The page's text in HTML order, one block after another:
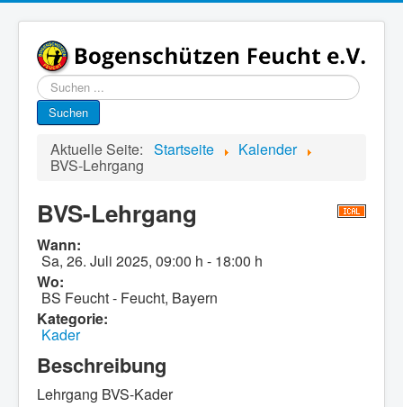
Suchen
...
Suchen
Aktuelle Seite: Startseite Kalender
BVS-Lehrgang
BVS-Lehrgang
Wann:
Sa, 26. Juli 2025, 09:00 h - 18:00 h
Wo:
BS Feucht - Feucht, Bayern
Kategorie:
Kader
Beschreibung
Lehrgang BVS-Kader